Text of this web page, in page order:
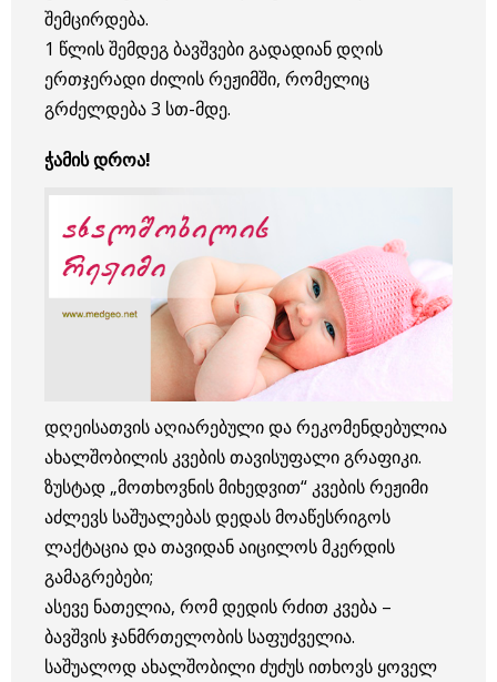
შემცირდება.
1 წლის შემდეგ ბავშვები გადადიან დღის
ერთჯერადი ძილის რეჟიმში, რომელიც
გრძელდება 3 სთ-მდე.
ჭამის დროა!
დღეისათვის აღიარებული და რეკომენდებულია
ახალშობილის კვების თავისუფალი გრაფიკი.
ზუსტად „მოთხოვნის მიხედვით“ კვების რეჟიმი
აძლევს საშუალებას დედას მოაწესრიგოს
ლაქტაცია და თავიდან აიცილოს მკერდის
გამაგრებები;
ასევე ნათელია, რომ დედის რძით კვება –
ბავშვის ჯანმრთელობის საფუძველია.
საშუალოდ ახალშობილი ძუძუს ითხოვს ყოველ